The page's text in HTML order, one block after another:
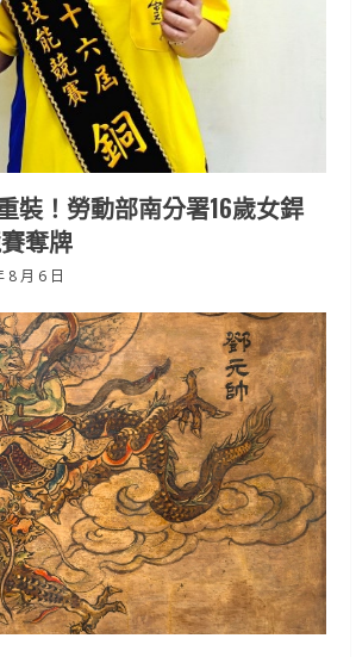
裝！勞動部南分署16歲女銲
奪牌
8 月 6 日